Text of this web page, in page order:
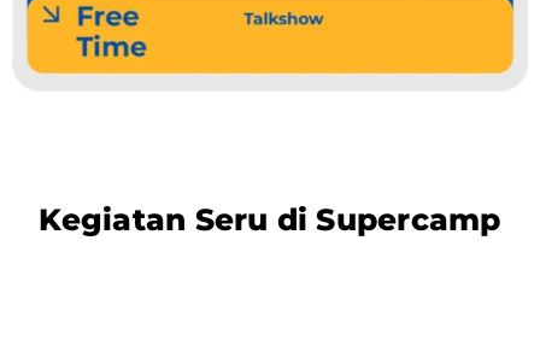
Kegiatan Seru di Supercamp